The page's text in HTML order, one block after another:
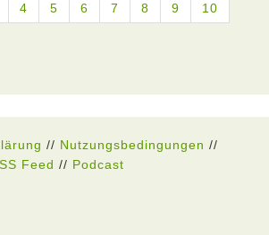
4 5 6 7 8 9 10
// Nutzungsbedingungen //
Feed // Podcast